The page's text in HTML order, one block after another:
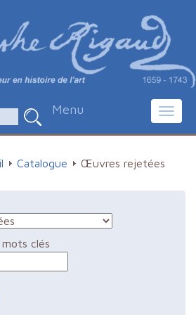
Menu
Catalogue Œuvres rejetées
clés